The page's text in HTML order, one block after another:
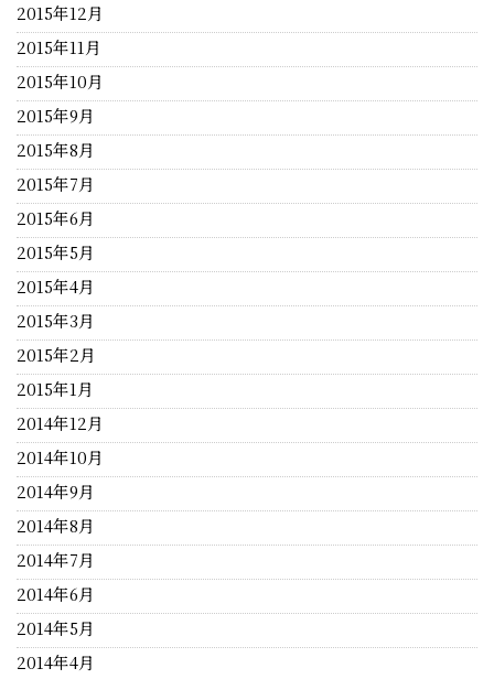
2015年12月
2015年11月
2015年10月
2015年9月
2015年8月
2015年7月
2015年6月
2015年5月
2015年4月
2015年3月
2015年2月
2015年1月
2014年12月
2014年10月
2014年9月
2014年8月
2014年7月
2014年6月
2014年5月
2014年4月